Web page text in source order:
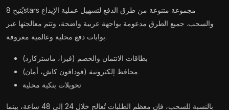
يُتيح 8stars مجموعة متنوعة من طرق الدفع لتسهيل عملية الإيداع
والسحب. جميع الطرق مدعومة بواجهة عربية واضحة، وتتم معالجتها عبر
بوابات دفع محلية وعالمية معروفة.
بطاقات الائتمان والخصم (فيزا، ماستركارد)
محافظ إلكترونية (فودافون كاش، أمان)
تحويلات بنكية محلية
بالنسبة للسحب، فإن معظم الطلبات تُعالج خلال 24 إلى 48 ساعة، بينما